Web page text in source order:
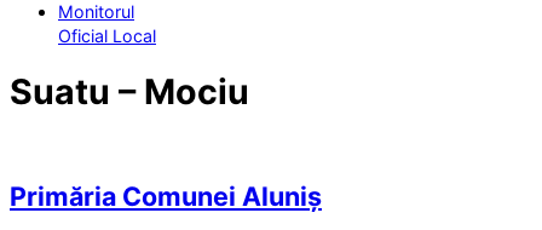
Monitorul
Oficial Local
Suatu – Mociu
Primăria Comunei Aluniș